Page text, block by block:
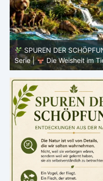
SPUREN DER
Serie |
Die Weisheit im